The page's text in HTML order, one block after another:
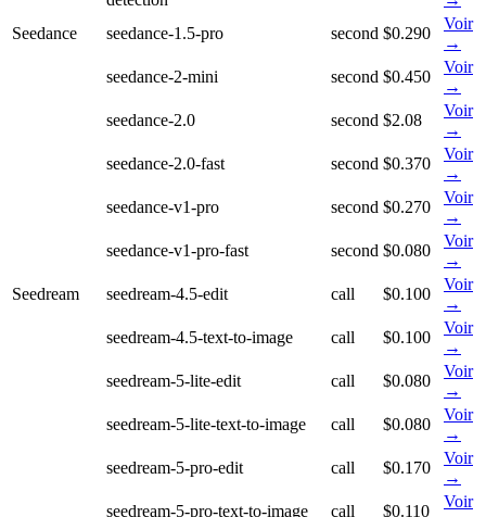
Seedance
seedance-1.5-pro second $0.290
Voir
→
seedance-2-mini
second $0.450
Voir
→
seedance-2.0
second $2.08
Voir
→
seedance-2.0-fast
second $0.370
Voir
→
seedance-v1-pro
second $0.270
Voir
→
seedance-v1-pro-fast
second $0.080
Voir
→
Seedream
seedream-4.5-edit call $0.100
Voir
→
seedream-4.5-text-to-image
call $0.100
Voir
→
seedream-5-lite-edit
call $0.080
Voir
→
seedream-5-lite-text-to-image
call $0.080
Voir
→
seedream-5-pro-edit
call $0.170
Voir
→
seedream-5-pro-text-to-image
call $0.110
Voir